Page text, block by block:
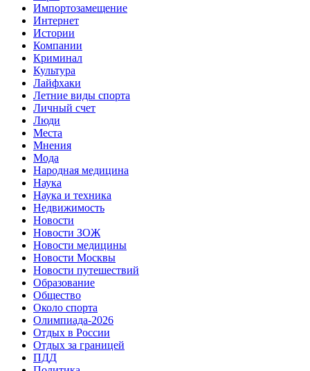
Импортозамещение
Интернет
Истории
Компании
Криминал
Культура
Лайфхаки
Летние виды спорта
Личный счет
Люди
Места
Мнения
Мода
Народная медицина
Наука
Наука и техника
Недвижимость
Новости
Новости ЗОЖ
Новости медицины
Новости Москвы
Новости путешествий
Образование
Общество
Около спорта
Олимпиада-2026
Отдых в России
Отдых за границей
ПДД